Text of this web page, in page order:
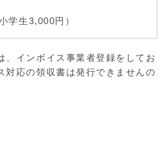
学生3,000円）
インボイス事業者登録をしてお
対応の領収書は発行できませんの